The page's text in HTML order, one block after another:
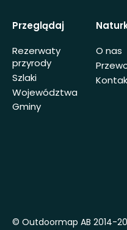
Przeglądaj
Rezerwaty
przyrody
Szlaki
Województwa
Gminy
O nas
© Outdoormap AB 2014-